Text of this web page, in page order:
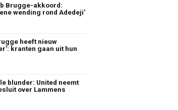
Brugge-akkoord:
wending rond Adedeji'
heeft nieuw
kranten gaan uit hun
blunder: United neemt
over Lammens